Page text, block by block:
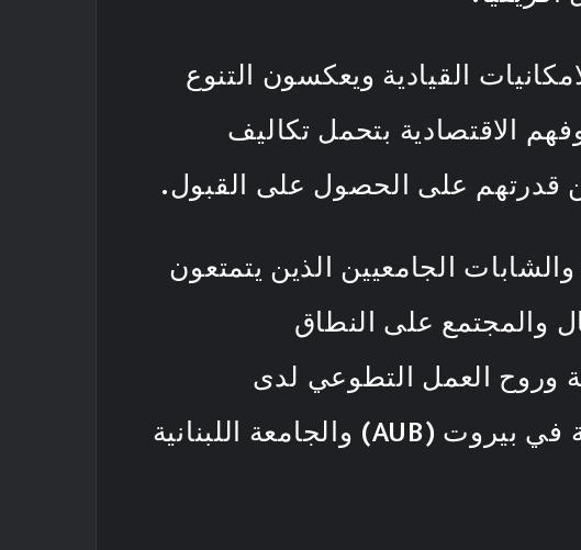
القيادية ويعكسون التنوع
الاقتصادية بتحمل تكاليف
قدرتهم على الحصول على القبول.
الجامعيين الذين يتمتعون
والمجتمع على النطاق
وروح العمل التطوعي لدى
الطلبة والطالبات الجامعيين المتميزين وذلك في الجامعة الأمريكية في بيروت (AUB) والجامعة اللبنانية